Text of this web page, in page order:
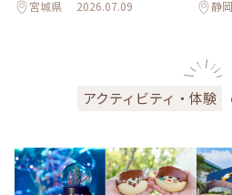
宮城県 2026.07.09 静
アクティビティ・体験